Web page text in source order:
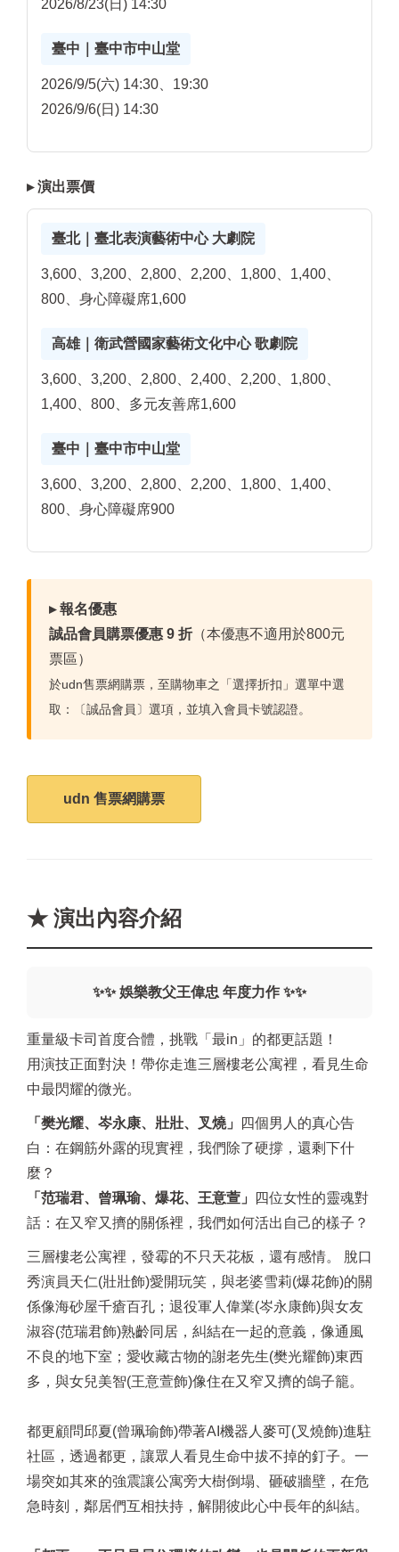
2026/8/23(日) 14:30
臺中｜臺中市中山堂
2026/9/5(六) 14:30、19:30
2026/9/6(日) 14:30
▸ 演出票價
臺北｜臺北表演藝術中心 大劇院
3,600、3,200、2,800、2,200、1,800、1,400、
800、身心障礙席1,600
高雄｜衛武營國家藝術文化中心 歌劇院
3,600、3,200、2,800、2,400、2,200、1,800、
1,400、800、多元友善席1,600
臺中｜臺中市中山堂
3,600、3,200、2,800、2,200、1,800、1,400、
800、身心障礙席900
▸ 報名優惠
誠品會員購票優惠 9 折 （本優惠不適用於800元
票區）
於udn售票網購票，至購物車之「選擇折扣」選單中選
取：〔誠品會員〕選項，並填入會員卡號認證。
udn 售票網購票
★ 演出內容介紹
✨✨ 娛樂教父王偉忠 年度力作 ✨✨
重量級卡司首度合體，挑戰「最in」的都更話題！
用演技正面對決！帶你走進三層樓老公寓裡，看見生命
中最閃耀的微光。
「樊光耀、岑永康、壯壯、叉燒」
四個男人的真心告
白：在鋼筋外露的現實裡，我們除了硬撐，還剩下什
麼？
「范瑞君、曾珮瑜、爆花、王意萱」
四位女性的靈魂對
話：在又窄又擠的關係裡，我們如何活出自己的樣子？
三層樓老公寓裡，發霉的不只天花板，還有感情。 脫口
秀演員天仁(壯壯飾)愛開玩笑，與老婆雪莉(爆花飾)的關
係像海砂屋千瘡百孔；退役軍人偉業(岑永康飾)與女友
淑容(范瑞君飾)熟齡同居，糾結在一起的意義，像通風
不良的地下室；愛收藏古物的謝老先生(樊光耀飾)東西
多，與女兒美智(王意萱飾)像住在又窄又擠的鴿子籠。
都更顧問邱夏(曾珮瑜飾)帶著AI機器人麥可(叉燒飾)進駐
社區，透過都更，讓眾人看見生命中拔不掉的釘子。一
場突如其來的強震讓公寓旁大樹倒塌、砸破牆壁，在危
急時刻，鄰居們互相扶持，解開彼此心中長年的糾結。